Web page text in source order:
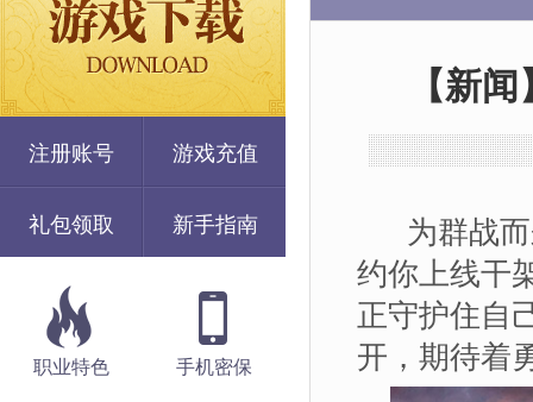
注册账号 游戏充值
礼包领取 新手指南
职业特色 手机密保
【新
为群战而
约你上线干
正守护住自
开，期待着